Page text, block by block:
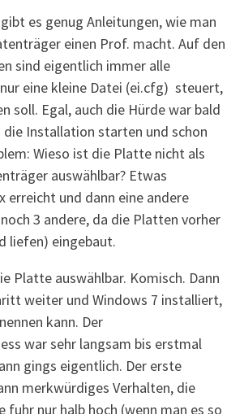
es genug Anleitungen, wie man
einen Prof. macht. Auf den
sind eigentlich immer alle
eine kleine Datei (ei.cfg) steuert,
soll. Egal, auch die Hürde war bald
die Installation starten und schon
Wieso ist die Platte nicht als
auswählbar? Etwas
erreicht und dann eine andere
3 andere, da die Platten vorher
liefen) eingebaut.
Platte auswählbar. Komisch. Dann
weiter und Windows 7 installiert,
kann. Der
war sehr langsam bis erstmal
gings eigentlich. Der erste
merkwürdiges Verhalten, die
fuhr nur halb hoch (wenn man es so